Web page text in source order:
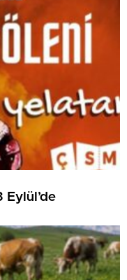
Eylül’de